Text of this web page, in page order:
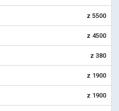
z 5500
z 4500
z 380
z 1900
z 1900